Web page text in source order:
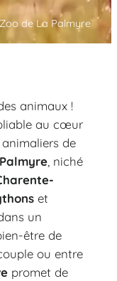
Zoo de La Palmyre
animaux !
au cœur
de
, niché
et
un
être de
ou entre
promet de